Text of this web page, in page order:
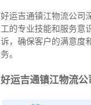
好运吉通镇江物流公司
工的专业技能和服务意
诉，确保客户的满意度
务。
好运吉通镇江物流公